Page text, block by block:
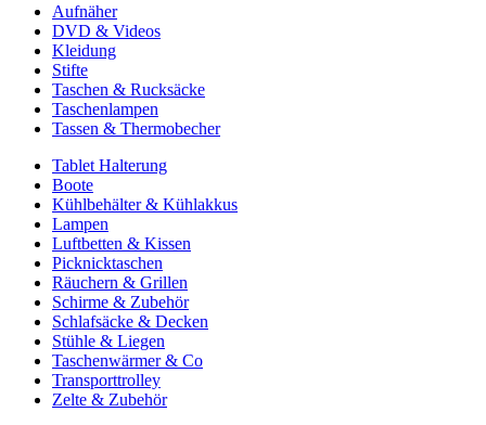
Aufnäher
DVD & Videos
Kleidung
Stifte
Taschen & Rucksäcke
Taschenlampen
Tassen & Thermobecher
Tablet Halterung
Boote
Kühlbehälter & Kühlakkus
Lampen
Luftbetten & Kissen
Picknicktaschen
Räuchern & Grillen
Schirme & Zubehör
Schlafsäcke & Decken
Stühle & Liegen
Taschenwärmer & Co
Transporttrolley
Zelte & Zubehör